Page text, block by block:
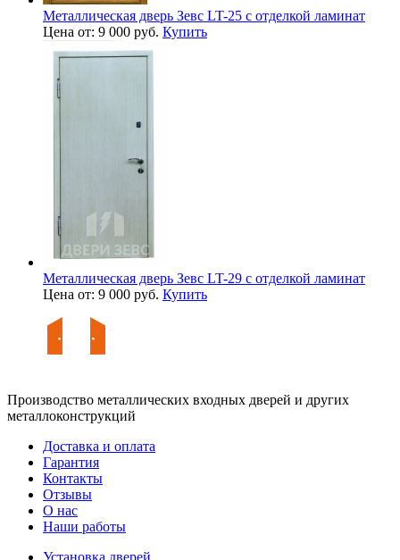
Металлическая дверь Зевс LT-25 с отделкой ламинат
Цена от: 9 000 руб. Купить
Металлическая дверь Зевс LT-29 с отделкой ламинат
Цена от: 9 000 руб. Купить
Производство металлических входных дверей и других
металлоконструкций
Доставка и оплата
Гарантия
Контакты
Отзывы
О нас
Наши работы
Установка дверей